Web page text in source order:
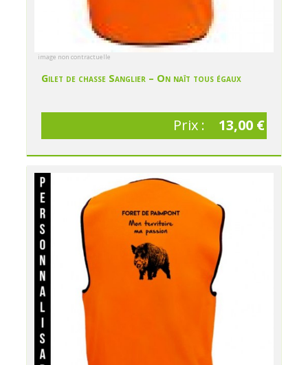
image non contractuelle
Gilet de chasse Sanglier – On naît tous égaux
Prix : 13,00 €